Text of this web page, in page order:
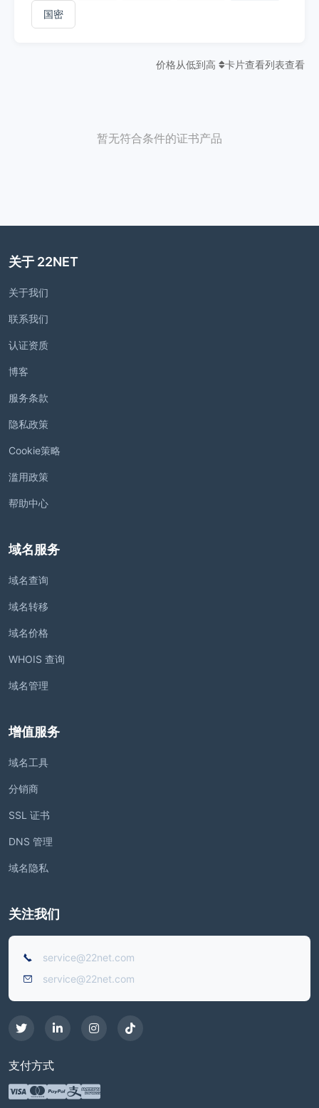
国密
价格从低到高 卡片查看列表查看
暂无符合条件的证书产品
关于 22NET
关于我们
联系我们
认证资质
博客
服务条款
隐私政策
Cookie策略
滥用政策
帮助中心
域名服务
域名查询
域名转移
域名价格
WHOIS 查询
域名管理
增值服务
域名工具
分销商
SSL 证书
DNS 管理
域名隐私
关注我们
service@22net.com
service@22net.com
支付方式